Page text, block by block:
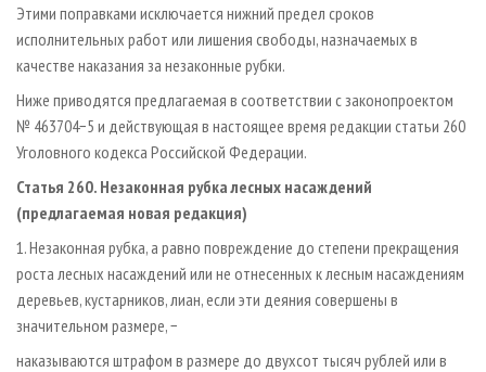
ИНСТРУМЕНТ И МАТЕРИАЛЫ
БИБЛИОТЕКА СПЕЦИАЛИСТА
Этими поправками исключается нижний предел сроков
исполнительных работ или лишения свободы, назначаемых в
качестве наказания за незаконные рубки.
Ниже приводятся предлагаемая в соответствии с законопроектом
№ 463704−5 и действующая в настоящее время редакции статьи 260
Уголовного кодекса Российской Федерации.
Статья 260. Незаконная рубка лесных насаждений
(предлагаемая новая редакция)
1. Незаконная рубка, а равно повреждение до степени прекращения
роста лесных насаждений или не отнесенных к лесным насаждениям
деревьев, кустарников, лиан, если эти деяния совершены в
значительном размере, −
наказываются штрафом в размере до двухсот тысяч рублей или в